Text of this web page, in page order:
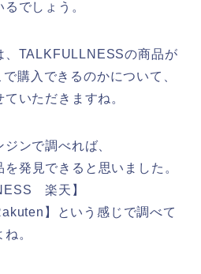
でしょう。
、TALKFULLNESSの商品が
購入できるのかについて、
いただきますね。
ンで調べれば、
発見できると思いました。
楽天】
】という感じで調べて
。